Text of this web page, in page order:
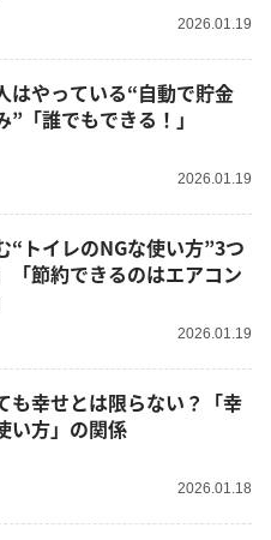
2026.01.19
はやっている“自動で貯金
「誰でもできる！」
2026.01.19
“トイレのNGな使い方”3つ
「節約できるのはエアコン
2026.01.19
も幸せとは限らない？「幸
い方」の関係
2026.01.18